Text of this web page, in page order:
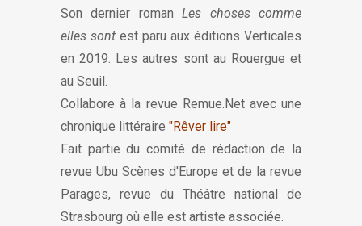
Son dernier romanLes choses comme
elles sont est paru aux éditions Verticales
en 2019. Les autres sont au Rouergue et
au Seuil.
Collabore à la revue Remue.Net avec une
chronique littéraire "Rêver lire"
Fait partie du comité de rédaction de la
revue Ubu Scènes d'Europe et de la revue
Parages, revue du Théâtre national de
Strasbourg où elle est artiste associée.